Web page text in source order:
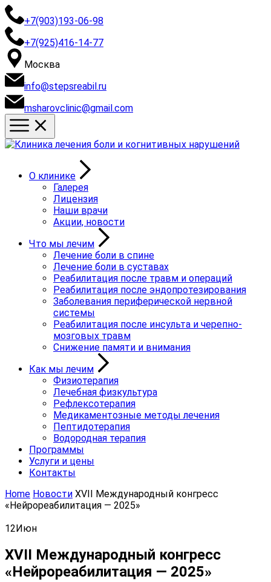
+7(903)193-06-98
+7(925)416-14-77
Москва
info@stepsreabil.ru
msharovclinic@gmail.com
О клинике
Галерея
Лицензия
Наши врачи
Акции, новости
Что мы лечим
Лечение боли в спине
Лечение боли в суставах
Реабилитация после травм и операций
Реабилитация после эндопротезирования
Заболевания периферической нервной
системы
Реабилитация после инсульта и черепно-
мозговых травм
Снижение памяти и внимания
Как мы лечим
Физиотерапия
Лечебная физкультура
Рефлексотерапия
Медикаментозные методы лечения
Пептидотерапия
Водородная терапия
Программы
Услуги и цены
Контакты
Home Новости XVII Международный конгресс
«Нейрореабилитация — 2025»
12Июн
XVII Международный конгресс
«Нейрореабилитация — 2025»